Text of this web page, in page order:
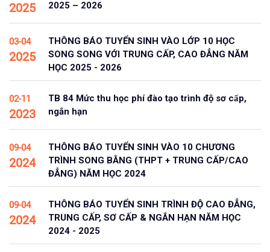
2025
2025 – 2026
03-04
2025
THÔNG BÁO TUYỂN SINH VÀO LỚP 10 HỌC
SONG SONG VỚI TRUNG CẤP, CAO ĐẲNG NĂM
HỌC 2025 - 2026
02-11
2023
TB 84 Mức thu học phí đào tạo trình độ sơ cấp,
ngắn hạn
09-04
2024
THÔNG BÁO TUYỂN SINH VÀO 10 CHƯƠNG
TRÌNH SONG BẰNG (THPT + TRUNG CẤP/CAO
ĐẲNG) NĂM HỌC 2024
09-04
2024
THÔNG BÁO TUYỂN SINH TRÌNH ĐỘ CAO ĐẲNG,
TRUNG CẤP, SƠ CẤP & NGẮN HẠN NĂM HỌC
2024 - 2025